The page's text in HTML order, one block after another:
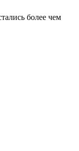
более чем